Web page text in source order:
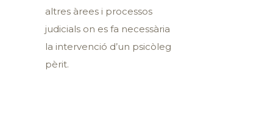
altres àrees i processos
judicials on es fa necessària
la intervenció d’un psicòleg
pèrit.